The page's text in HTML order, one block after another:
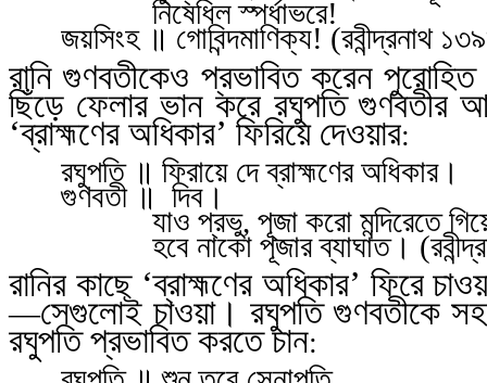
নিষেধিল স্পর্ধাভরে!
জয়সিংহ ॥ গোবিন্দমাণিক্য! (রবীন্দ্রনাথ
রানি গুণবতীকেও প্রভাবিত করেন
ছিঁড়ে ফেলার ভান করে রঘুপতি গুণবতীর
‘ব্রাহ্মণের অধিকার’ ফিরিয়ে দেওয়ার:
রঘুপতি ॥ ফিরায়ে দে ব্রাহ্মণের অধিকার।
গুণবতী ॥ দিব।
যাও প্রভু, পূজা করো মন্দিরেতে
হবে নাকো পূজার ব্যাঘাত।
রানির কাছে ‘ব্রাহ্মণের অধিকার’ ফিরে
—সেগুলোই চাওয়া। রঘুপতি গুণবতীকে
রঘুপতি প্রভাবিত করতে চান: